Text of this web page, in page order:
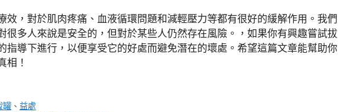
效，對於肌肉疼痛、血液循環問題和減輕壓力等都有很好的緩解作用。我們
很多人來說是安全的，但對於某些人仍然存在風險。，如果你有興趣嘗試拔
指導下進行，以便享受它的好處而避免潛在的壞處。希望這篇文章能幫助你
相！
罐 、 益處